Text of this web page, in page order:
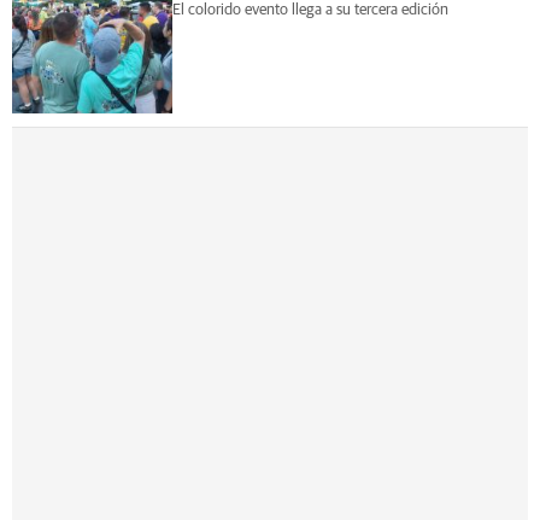
El colorido evento llega a su tercera edición